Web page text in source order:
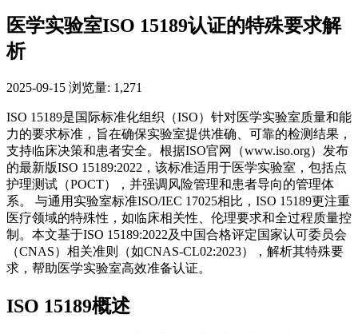
医学实验室ISO 15189认证的特殊要求解
析
2025-09-15 浏览量: 1,271
ISO 15189是国际标准化组织（ISO）针对医学实验室质量和能
力的要求标准，旨在确保实验室提供准确、可靠的检测结果，
支持临床决策和患者安全。根据ISO官网（www.iso.org）发布
的最新版ISO 15189:2022，该标准适用于医学实验室，包括点
护理测试（POCT），并强调风险管理和患者导向的管理体
系。 与通用实验室标准ISO/IEC 17025相比，ISO 15189更注重
医疗领域的特殊性，如临床相关性、伦理要求和全过程质量控
制。本文基于ISO 15189:2022及中国合格评定国家认可委员会
（CNAS）相关准则（如CNAS-CL02:2023），解析其特殊要
求，帮助医学实验室高效准备认证。
ISO 15189概述